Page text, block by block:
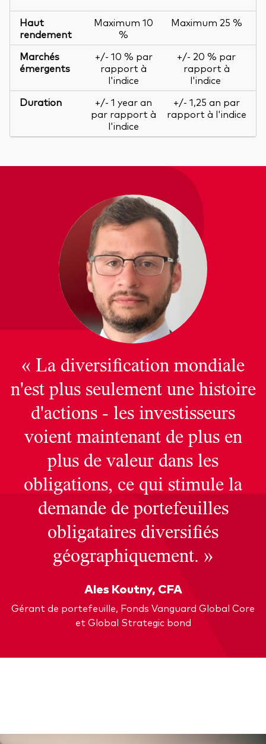
Haut
rendement
Maximum 10
%
Maximum 25 %
Marchés
émergents
+/- 10 % par
rapport à
l'indice
+/- 20 % par
rapport à
l'indice
Duration
+/- 1 year an
par rapport à
l'indice
+/- 1,25 an par
rapport à l'indice
« La diversification mondiale
n'est plus seulement une histoire
d'actions - les investisseurs
voient maintenant de plus en
plus de valeur dans les
obligations, ce qui stimule la
demande de portefeuilles
obligataires diversifiés
géographiquement. »
Ales Koutny, CFA
Gérant de portefeuille, Fonds Vanguard Global Core
et Global Strategic bond